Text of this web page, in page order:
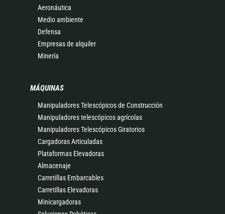
Aeronáutica
Medio ambiente
Defensa
Empresas de alquiler
Minería
MÁQUINAS
Manipuladores Telescópicos de Construcción
Manipuladores telescópicos agrícolas
Manipuladores Telescópicos Giratorios
Cargadoras Articuladas
Plataformas Elevadoras
Almacenaje
Carretillas Embarcables
Carretillas Elevadoras
Minicargadoras